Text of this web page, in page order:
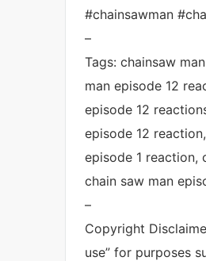
#chainsawman
–
Tags: chainsaw
man episode 12
episode 12
episode 12
episode 1 reaction,
chain saw man
–
Copyright
use” for purposes